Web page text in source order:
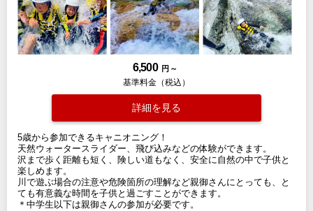
6,500 円 ～
基準料金（税込）
詳細を見る
5歳から参加できるキャニオニング！
天然ウォータースライダー、飛び込みなどの体験ができます。
沢まで歩く距離も短く、険しい道もなく、安全に自然の中で子供と
楽しめます。
川で遊ぶ場合の注意や危険箇所の理解など親御さんにとっても、と
ても有意義な時間を子供と過ごすことができます。
＊中学生以下は親御さんの参加が必要です。